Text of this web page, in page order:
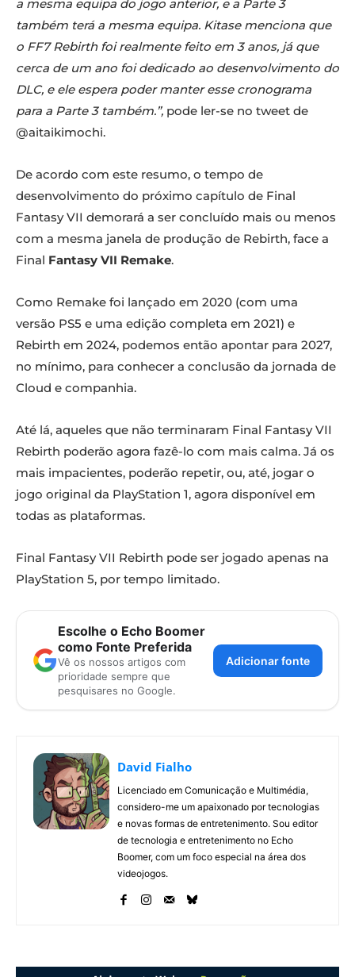
a mesma equipa do jogo anterior, e a Parte 3
também terá a mesma equipa. Kitase menciona que
o FF7 Rebirth foi realmente feito em 3 anos, já que
cerca de um ano foi dedicado ao desenvolvimento do
DLC, e ele espera poder manter esse cronograma
para a Parte 3 também.”, pode ler-se no tweet de
@aitaikimochi.
De acordo com este resumo, o tempo de
desenvolvimento do próximo capítulo de Final
Fantasy VII demorará a ser concluído mais ou menos
com a mesma janela de produção de Rebirth, face a
Final Fantasy VII Remake.
Como Remake foi lançado em 2020 (com uma
versão PS5 e uma edição completa em 2021) e
Rebirth em 2024, podemos então apontar para 2027,
no mínimo, para conhecer a conclusão da jornada de
Cloud e companhia.
Até lá, aqueles que não terminaram Final Fantasy VII
Rebirth poderão agora fazê-lo com mais calma. Já os
mais impacientes, poderão repetir, ou, até, jogar o
jogo original da PlayStation 1, agora disponível em
todas as plataformas.
Final Fantasy VII Rebirth pode ser jogado apenas na
PlayStation 5, por tempo limitado.
Escolhe o Echo Boomer
como Fonte Preferida
Vê os nossos artigos com
prioridade sempre que
pesquisares no Google.
Adicionar fonte
David Fialho
Licenciado em Comunicação e Multimédia,
considero-me um apaixonado por tecnologias
e novas formas de entretenimento. Sou editor
de tecnologia e entretenimento no Echo
Boomer, com um foco especial na área dos
videojogos.